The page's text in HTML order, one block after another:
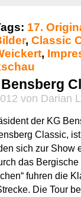
17.
, Classic
,
von Darian
der KG
Classic,
sich zur
das
fuhren die
Die Tour